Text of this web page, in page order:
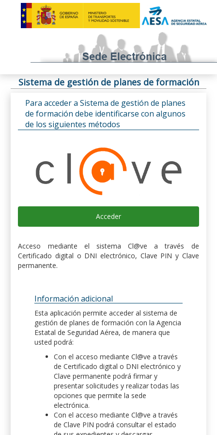
Sistema de gestión de planes de formación
Para acceder a Sistema de gestión de planes
de formación debe identificarse con algunos
de los siguientes métodos
Acceder
Acceso mediante el sistema Cl@ve a través de
Certificado digital o DNI electrónico, Clave PIN y Clave
permanente.
Información adicional
Esta aplicación permite acceder al sistema de
gestión de planes de formación con la Agencia
Estatal de Seguridad Aérea, de manera que
usted podrá:
Con el acceso mediante Cl@ve a través
de Certificado digital o DNI electrónico y
Clave permanente podrá firmar y
presentar solicitudes y realizar todas las
opciones que permite la sede
electrónica.
Con el acceso mediante Cl@ve a través
de Clave PIN podrá consultar el estado